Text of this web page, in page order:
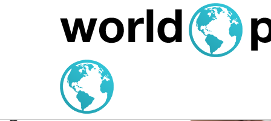
MARIUSZ ŁAMAGA 05.10.2025
Przepis na Filet z Łososia
z Patelni – Soczysty i
Chrupiący za Każdym